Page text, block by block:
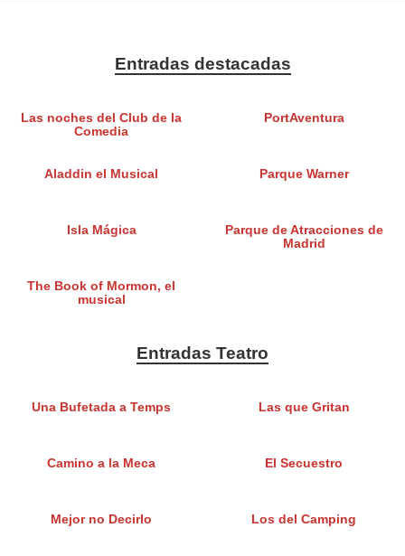
Entradas destacadas
Las noches del Club de la
Comedia
PortAventura
Aladdin el Musical Parque Warner
Isla Mágica
Parque de Atracciones de
Madrid
The Book of Mormon, el
musical
Entradas Teatro
Una Bufetada a Temps Las que Gritan
Camino a la Meca El Secuestro
Mejor no Decirlo Los del Camping